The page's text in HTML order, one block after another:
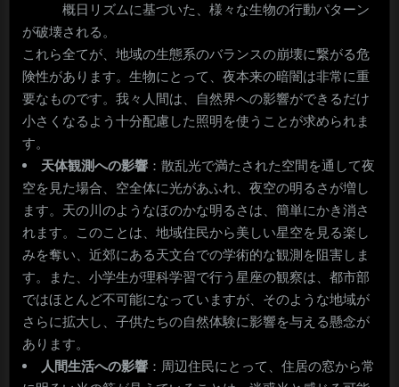
概日リズムに基づいた、様々な生物の行動パターン
が破壊される。
これら全てが、地域の生態系のバランスの崩壊に繋がる危
険性があります。生物にとって、夜本来の暗闇は非常に重
要なものです。我々人間は、自然界への影響ができるだけ
小さくなるよう十分配慮した照明を使うことが求められま
す。
天体観測への影響 ：散乱光で満たされた空間を通して夜
空を見た場合、空全体に光があふれ、夜空の明るさが増し
ます。天の川のようなほのかな明るさは、簡単にかき消さ
れます。このことは、地域住民から美しい星空を見る楽し
みを奪い、近郊にある天文台での学術的な観測を阻害しま
す。また、小学生が理科学習で行う星座の観察は、都市部
ではほとんど不可能になっていますが、そのような地域が
さらに拡大し、子供たちの自然体験に影響を与える懸念が
あります。
人間生活への影響 ：周辺住民にとって、住居の窓から常